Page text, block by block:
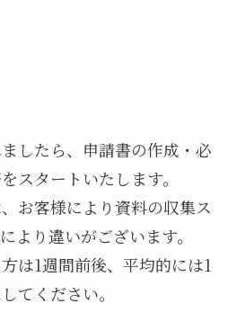
したら、申請書の作成・必
スタートいたします。
お客様により資料の収集ス
より違いがございます。
は1週間前後、平均的には1
てください。